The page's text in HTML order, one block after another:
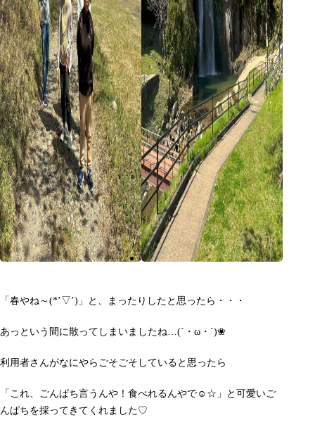
「春やね～(*’▽’)」と、まったりしたと思ったら・・・
あっという間に散ってしまいましたね…(´・ω・`)❀
利用者さんがなにやらごそごそしていると思ったら
「これ、ごんぱち言うんや！食べれるんやで☺☆」と可愛いご
んぱちを採ってきてくれました♡